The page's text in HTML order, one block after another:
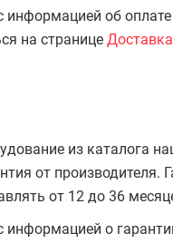
информацией об
на странице
из каталога
от производителя.
от 12 до 36
информацией о